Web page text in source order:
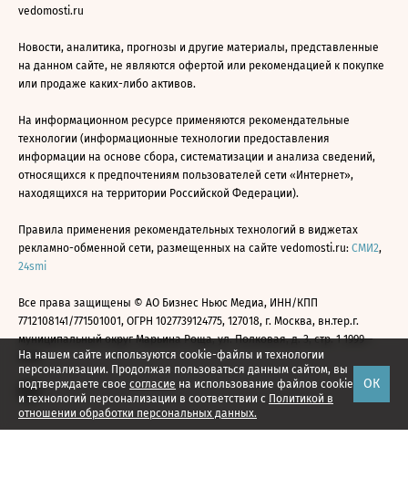
На нашем сайте используются cookie-файлы и технологии
персонализации. Продолжая пользоваться данным сайтом, вы
подтверждаете свое согласие на использование файлов cookie
и технологий персонализации в соответствии с Политикой в
отношении обработки персональных данных.
ОК
vedomosti.ru
Новости, аналитика, прогнозы и другие материалы, представленные
на данном сайте, не являются офертой или рекомендацией к покупке
или продаже каких-либо активов.
На информационном ресурсе применяются рекомендательные
технологии (информационные технологии предоставления
информации на основе сбора, систематизации и анализа сведений,
относящихся к предпочтениям пользователей сети «Интернет»,
находящихся на территории Российской Федерации).
Правила применения рекомендательных технологий в виджетах
рекламно-обменной сети, размещенных на сайте vedomosti.ru: СМИ2,
24smi
Все права защищены © АО Бизнес Ньюс Медиа, ИНН/КПП
7712108141/771501001, ОГРН 1027739124775, 127018, г. Москва, вн.тер.г.
муниципальный округ Марьина Роща, ул. Полковая, д. 3, стр. 1 1999—
2026